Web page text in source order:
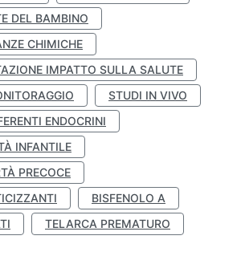
DEL BAMBINO
CHIMICHE
IMPATTO SULLA SALUTE
STUDI IN VIVO
ENDOCRINI
INFANTILE
PRECOCE
BISFENOLO A
TELARCA PREMATURO